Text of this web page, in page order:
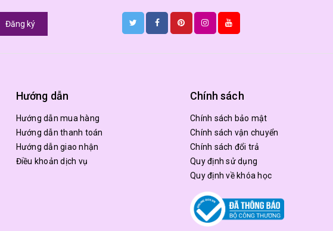
Đăng ký
Hướng dẫn
Hướng dẫn mua hàng
Hướng dẫn thanh toán
Hướng dẫn giao nhận
Điều khoản dịch vụ
Chính sách
Chính sách bảo mật
Chính sách vận chuyển
Chính sách đổi trả
Quy định sử dụng
Quy định về khóa học